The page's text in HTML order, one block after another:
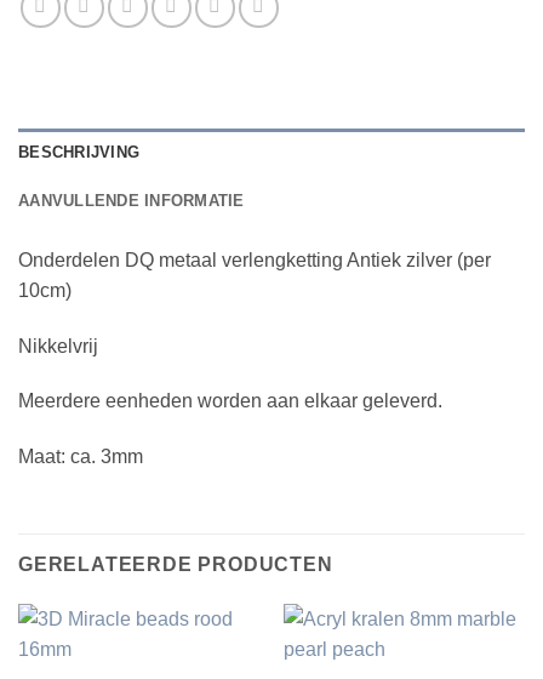
BESCHRIJVING
AANVULLENDE INFORMATIE
Onderdelen DQ metaal verlengketting Antiek zilver (per
10cm)
Nikkelvrij
Meerdere eenheden worden aan elkaar geleverd.
Maat: ca. 3mm
GERELATEERDE PRODUCTEN